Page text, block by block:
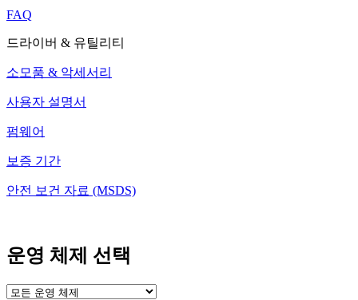
FAQ
드라이버 & 유틸리티
소모품 & 악세서리
사용자 설명서
펌웨어
보증 기간
안전 보건 자료 (MSDS)
운영 체제 선택